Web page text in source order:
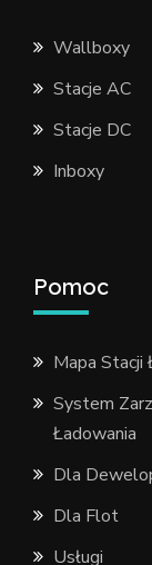
Wallboxy
Stacje AC
Stacje DC
Inboxy
Pomoc
Mapa Stacji
System
Ładowania
Dla
Dla Flot
Usługi